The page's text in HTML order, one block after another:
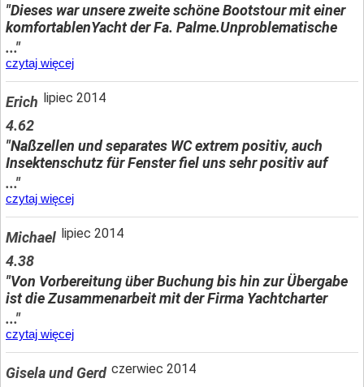
"Dieses war unsere zweite schöne Bootstour mit einer
komfortablenYacht der Fa. Palme.Unproblematische
..."
czytaj więcej
Erich lipiec 2014
4.62
"Naßzellen und separates WC extrem positiv, auch
Insektenschutz für Fenster fiel uns sehr positiv auf
..."
czytaj więcej
Michael lipiec 2014
4.38
"Von Vorbereitung über Buchung bis hin zur Übergabe
ist die Zusammenarbeit mit der Firma Yachtcharter
..."
czytaj więcej
Gisela und Gerd czerwiec 2014